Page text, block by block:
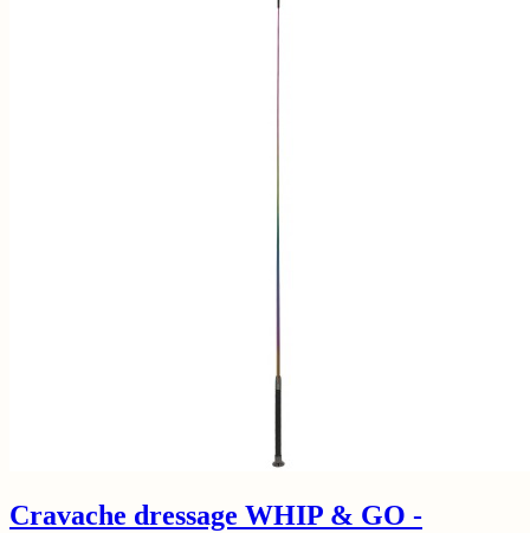
Cravache dressage WHIP & GO -